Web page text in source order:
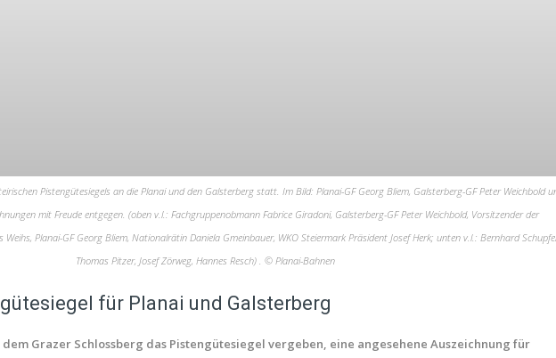
Pistengütesiegels an die Planai und den Galsterberg statt. Im Bild: Planai-GF Georg Bliem, Galsterberg-GF Peter Weichbold
mit Freude entgegen. (oben v.l.: Fachgruppenobmann Fabrice Giradoni, Galsterberg-GF Peter Weichbold, Vorsitzender der
Weihs, Planai-GF Georg Bliem, Nationalrätin Daniela Gmeinbauer, WKO Steiermark Präsident Josef Herk; unten v.l.: Bernhard
Thomas Pitzer, Josef Zörweg, Hannes Resch) . © Planai-Bahnen
für Planai und Galsterberg
Grazer Schlossberg das Pistengütesiegel vergeben, eine angesehene Auszeichnung für